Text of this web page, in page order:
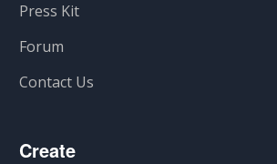
Press Kit
Forum
Contact Us
Create